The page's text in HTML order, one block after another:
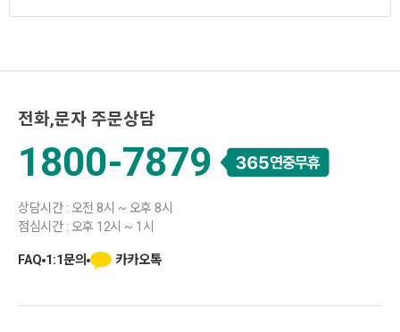
전화,문자 주문상담
1800-7879
상담시간 : 오전 8시 ~ 오후 8시
점심시간 : 오후 12시 ~ 1시
FAQ 1:1문의 카카오톡